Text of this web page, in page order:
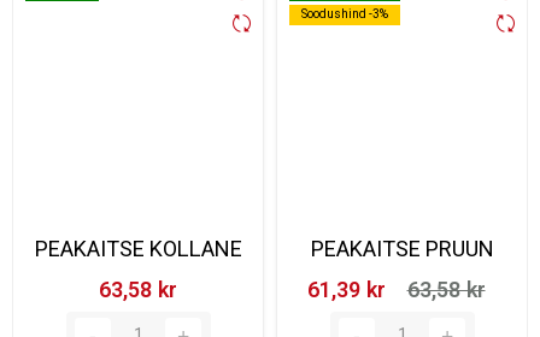
PEAKAITSE KOLLANE
63,58 kr‎
Soodushind -3%
Soodushind -3%
PEAKAITSE PRUUN
61,39 kr‎
63,58 kr‎